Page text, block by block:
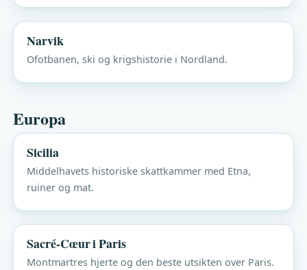
Narvik
Ofotbanen, ski og krigshistorie i Nordland.
Europa
Sicilia
Middelhavets historiske skattkammer med Etna,
ruiner og mat.
Sacré-Cœur i Paris
Montmartres hjerte og den beste utsikten over Paris.